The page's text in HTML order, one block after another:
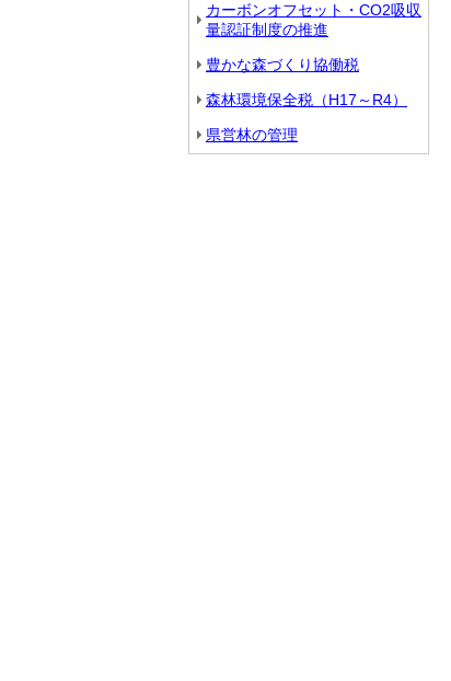
カーボンオフセット・CO2吸収
量認証制度の推進
豊かな森づくり協働税
森林環境保全税（H17～R4）
県営林の管理